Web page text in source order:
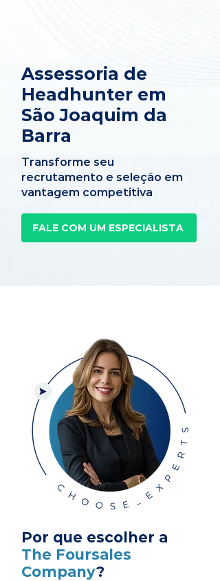
Assessoria de
Headhunter em
São Joaquim da
Barra
Transforme seu
recrutamento e seleção em
vantagem competitiva
FALE COM UM ESPECIALISTA
Por que escolher a
The Foursales
Company?